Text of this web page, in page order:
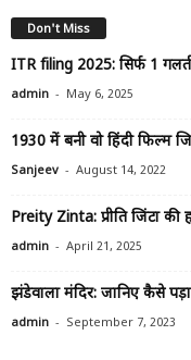
Don't Miss
ITR filing 2025: सिर्फ 1
admin - May 6, 2025
1930 में बनी वो हिंदी फिल्म
Sanjeev - August 14, 2022
Preity Zinta: प्रीति जिंटा की
admin - April 21, 2025
झंडेवाला मंदिर: जानिए कैसे
admin - September 7, 2023